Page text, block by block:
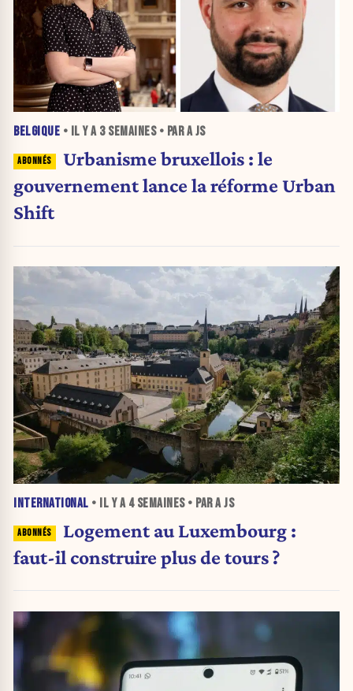
BELGIQUE • IL Y A 3 SEMAINES• PAR A JS
Urbanisme bruxellois : le
gouvernement lance la réforme Urban
Shift
INTERNATIONAL • IL Y A 4 SEMAINES• PAR A JS
Logement au Luxembourg :
faut-il construire plus de tours ?